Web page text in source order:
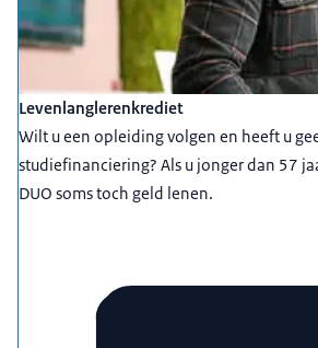
Levenlanglerenkrediet
Wilt u een opleiding volgen en heeft u
studiefinanciering? Als u jonger dan 57
DUO soms toch geld lenen.